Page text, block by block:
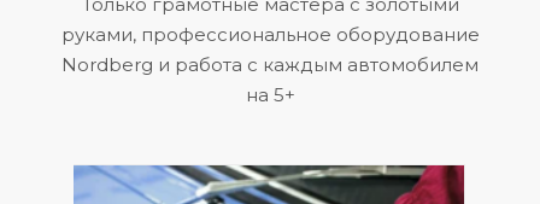
Только грамотные мастера с золотыми
руками, профессиональное оборудование
Nordberg и работа с каждым автомобилем
на 5+